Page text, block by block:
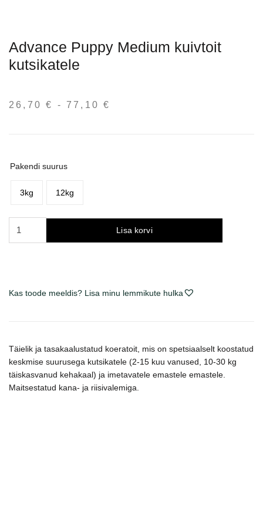
Advance Puppy Medium kuivtoit
kutsikatele
26,70€ - 77,10€
Pakendi suurus
3kg 12kg
Advance
šuniukams
Lisa korvi
Kas toode meeldis? Lisa minu lemmikute hulka
Täielik ja tasakaalustatud koeratoit, mis on spetsiaalselt koostatud
keskmise suurusega kutsikatele (2-15 kuu vanused, 10-30 kg
täiskasvanud kehakaal) ja imetavatele emastele emastele.
Maitsestatud kana- ja riisivalemiga.